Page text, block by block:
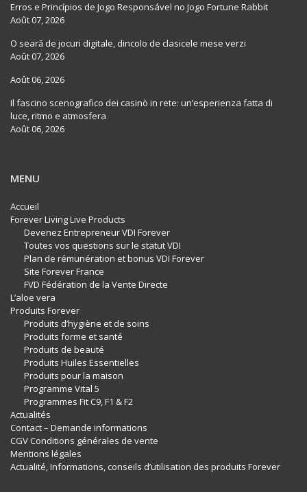
Erros e Princípios de Jogo Responsável no Jogo Fortune Rabbit
Août 07, 2026
O seară de jocuri digitale, dincolo de clasicele mese verzi
Août 07, 2026
Août 06, 2026
Il fascino scenografico dei casinò in rete: un’esperienza fatta di
luce, ritmo e atmosfera
Août 06, 2026
MENU
Accueil
Forever Living Live Products
Devenez Entrepreneur VDI Forever
Toutes vos questions sur le statut VDI
Plan de rémunération et bonus VDI Forever
Site Forever France
FVD Fédération de la Vente Directe
L’aloe vera
Produits Forever
Produits d’hygiène et de soins
Produits forme et santé
Produits de beauté
Produits Huiles Essentielles
Produits pour la maison
Programme Vital 5
Programmes Fit C9, F1 & F2
Actualités
Contact – Demande informations
CGV Conditions générales de vente
Mentions légales
Actualité, Informations, conseils d’utilisation des produits Forever